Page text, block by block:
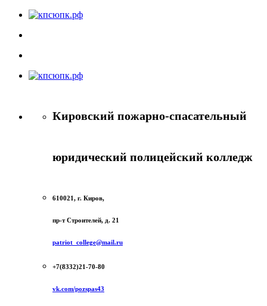
Кировский пожарно-спасательный
юридический полицейский колледж
610021, г. Киров,
пр-т Строителей, д. 21
patriot_college@mail.ru
+7(8332)21-70-80
vk.com/pozspas43